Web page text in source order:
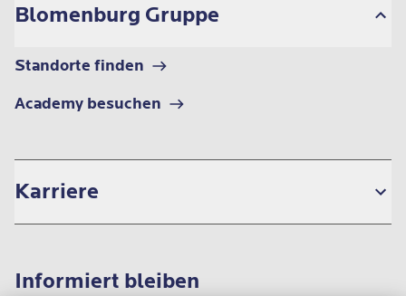
Blomenburg Gruppe
Standorte finden
Academy besuchen
Karriere
Informiert bleiben